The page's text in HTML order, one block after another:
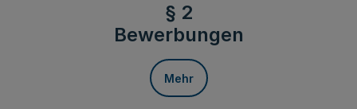
§ 2
Bewerbungen
Mehr